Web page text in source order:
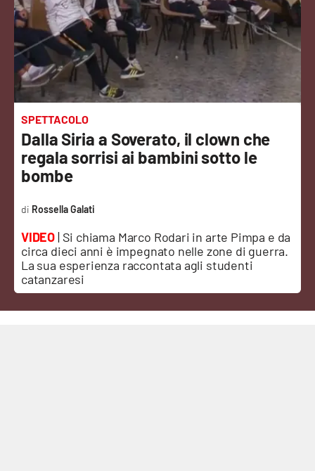
Sanità
Sport
Cultura
Podcast
Meteo
VIDEO
Ambiente
Cronaca
SPETTACOLO
Dalla Siria a Soverato, il clown che
regala sorrisi ai bambini sotto le
bombe
VIDEO| Si chiama Marco Rodari in arte Pimpa e da
circa dieci anni è impegnato nelle zone di guerra.
La sua esperienza raccontata agli studenti
catanzaresi
Rossella Galati